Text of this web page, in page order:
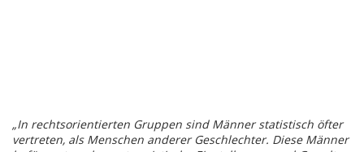
„In rechtsorientierten Gruppen sind Männer statistisch öfter
vertreten, als Menschen anderer Geschlechter. Diese Männer